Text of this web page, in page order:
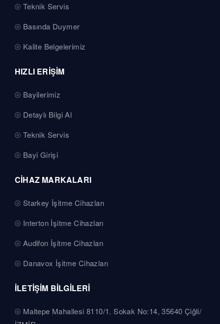
Teknik Servis
Basında Duymer
Kalite Belgelerimiz
HIZLI ERİŞİM
Bayilerimiz
Detaylı Bilgi Al
Teknik Servis
Bayi Girişi
CİHAZ MARKALARI
Starkey İşitme Cihazları
Interton İşitme Cihazları
Audifon İşitme Cihazları
Danavox İşitme Cihazları
İLETİŞİM BİLGİLERİ
Maltepe Mahallesi 8110/1. Sokak No:14, 35640 Çiğli/